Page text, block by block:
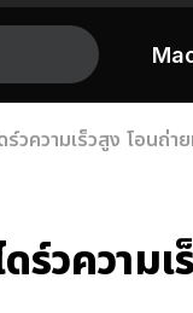
วความเร็วสูง โอนถ่า
วความเ